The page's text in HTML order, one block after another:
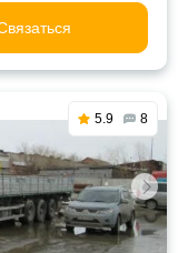
5.9 8